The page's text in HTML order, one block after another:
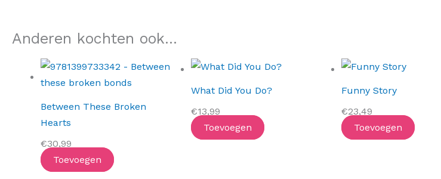
Anderen kochten ook...
Between These Broken
Hearts
€30,99
Toevoegen
What Did You Do?
€13,99
Toevoegen
Funny Story
€23,49
Toevoegen